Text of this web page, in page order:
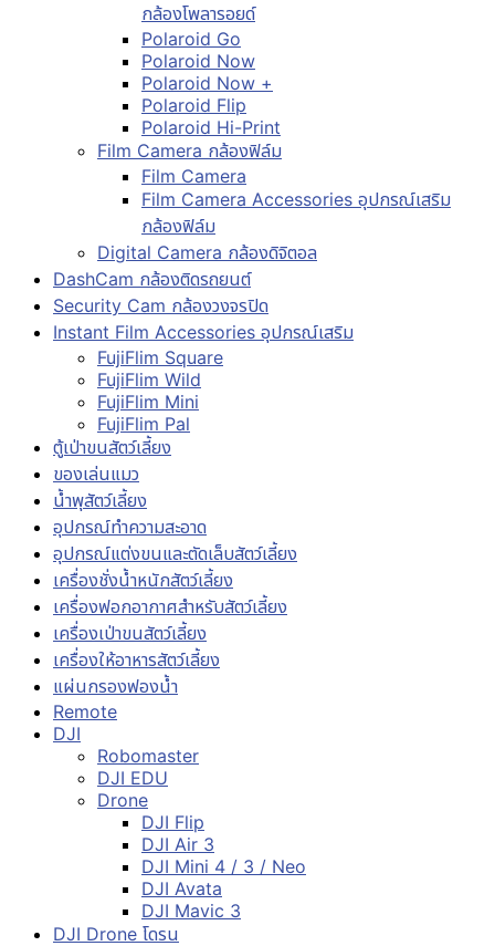
กล้องโพลารอยด์
Polaroid Go
Polaroid Now
Polaroid Now +
Polaroid Flip
Polaroid Hi-Print
Film Camera กล้องฟิล์ม
Film Camera
Film Camera Accessories อุปกรณ์เสริม
กล้องฟิล์ม
Digital Camera กล้องดิจิตอล
DashCam กล้องติดรถยนต์
Security Cam กล้องวงจรปิด
Instant Film Accessories อุปกรณ์เสริม
FujiFlim Square
FujiFlim Wild
FujiFlim Mini
FujiFlim Pal
ตู้เป่าขนสัตว์เลี้ยง
ของเล่นแมว
น้ำพุสัตว์เลี้ยง
อุปกรณ์ทำความสะอาด
อุปกรณ์แต่งขนและตัดเล็บสัตว์เลี้ยง
เครื่องชั่งน้ำหนักสัตว์เลี้ยง
เครื่องฟอกอากาศสำหรับสัตว์เลี้ยง
เครื่องเป่าขนสัตว์เลี้ยง
เครื่องให้อาหารสัตว์เลี้ยง
แผ่นกรองฟองน้ำ
Remote
DJI
Robomaster
DJI EDU
Drone
DJI Flip
DJI Air 3
DJI Mini 4 / 3 / Neo
DJI Avata
DJI Mavic 3
DJI Drone โดรน